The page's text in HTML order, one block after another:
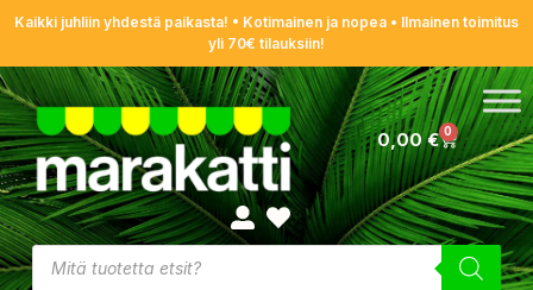
Kaikki juhliin yhdestä paikasta! • Kotimainen ja nopea • Ilmainen toimitus
yli 70€ tilauksiin!
0,00€ 0